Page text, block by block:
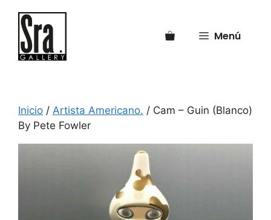
contenido
Menú
Inicio / Artista Americano. / Cam – Guin (Blanco)
By Pete Fowler